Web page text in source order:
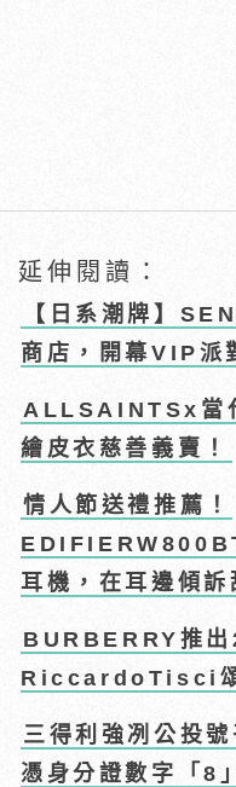
延伸閱讀：
【日系潮牌】
商店，開幕VIP派
ALLSAINTSx當
繪皮衣慈善義賣！
情人節送禮推薦！
耳機，在耳邊傾訴
BURBERRY推
RiccardoTisci頌
三得利強冽公投
憑身分證數字「8